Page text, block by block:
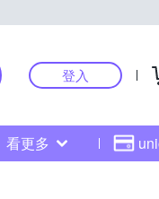
登入
看更多